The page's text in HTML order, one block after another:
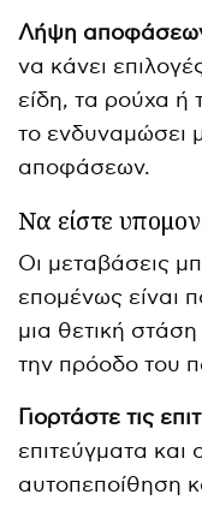
Λήψη
να κάνει
είδη, τα ρούχα ή
το ενδυναμώσει
αποφάσεων.
Να είστε
Οι μεταβάσεις
επομένως είναι
μια θετική στάση
την πρόοδο του
Γιορτάστε τις
επιτεύγματα και
αυτοπεποίθηση